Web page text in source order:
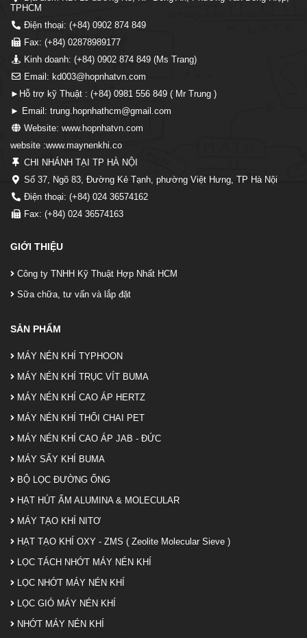
TPHCM
Điện thoại: (+84) 0902 874 849
Fax: (+84) 02878989177
Kinh doanh: (+84) 0902 874 849 (Ms Trang)
Email: kd003@hopnhatvn.com
►Hỗ trợ kỹ Thuật : (+84) 0981 556 849 ( Mr Trung )
► Email: trung.hopnhathcm@gmail.com
Website: www.hopnhatvn.com
website :www.maynenkhi.co
CHI NHÁNH TẠI TP HÀ NỘI
Số 37, Ngõ 83, Đường Kẻ Tạnh, phường Việt Hưng, TP Hà Nội
Điện thoại: (+84) 024 36574162
Fax: (+84) 024 36574163
GIỚI THIỆU
Công ty TNHH Kỹ Thuật Hợp Nhất HCM
Sữa chữa, tư vấn và lắp đặt
SẢN PHẨM
MÁY NÉN KHÍ TYPHOON
MÁY NÉN KHÍ TRỤC VÍT BUMA
MÁY NÉN KHÍ CAO ÁP HERTZ
MÁY NÉN KHÍ THỔI CHAI PET
MÁY NÉN KHÍ CAO ÁP JAB - ĐỨC
MÁY SẤY KHÍ BUMA
BỘ LỌC ĐƯỜNG ỐNG
HẠT HÚT ẨM ALUMINA & MOLECULAR
MÁY TẠO KHÍ NITƠ
HẠT TẠO KHÍ OXY - ZMS ( Zeolite Molecular Sieve )
LỌC TÁCH NHỚT MÁY NÉN KHÍ
LỌC NHỚT MÁY NÉN KHÍ
LỌC GIÓ MÁY NÉN KHÍ
NHỚT MÁY NÉN KHÍ